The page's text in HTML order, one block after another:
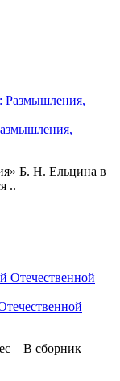
Б. Н. Ельцина в
..
В сборник